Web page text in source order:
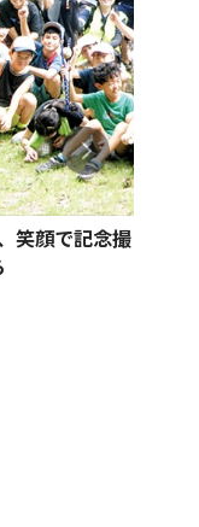
笑顔で記念撮